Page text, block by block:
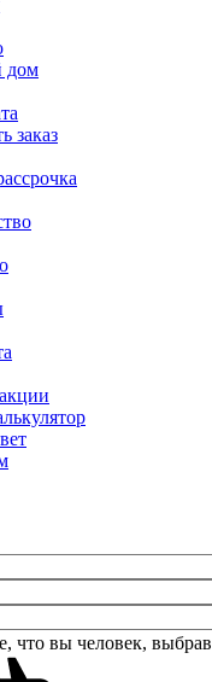
дом
заказ
что вы человек, выбрав